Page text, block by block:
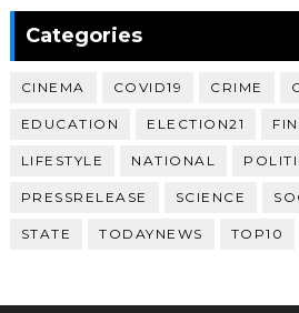
Categories
CINEMA COVID19 CRIME
EDUCATION ELECTION21
LIFESTYLE NATIONAL
PRESSRELEASE SCIENCE
STATE TODAYNEWS TOP10